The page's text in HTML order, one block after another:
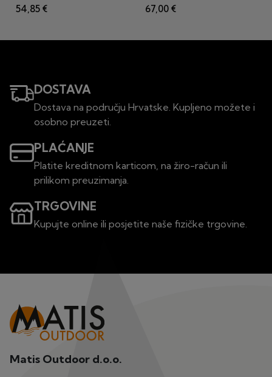
54,85 € 67,00 €
DOSTAVA
Dostava na području Hrvatske. Kupljeno možete i
osobno preuzeti.
PLAĆANJE
Platite kreditnom karticom, na žiro-račun ili
prilikom preuzimanja.
TRGOVINE
Kupujte online ili posjetite naše fizičke trgovine.
Matis Outdoor d.o.o.